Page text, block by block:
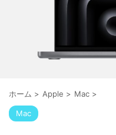
ホーム > Apple > Mac >
Mac